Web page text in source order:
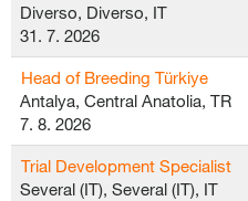
Diverso, Diverso, IT
31. 7. 2026
Head of Breeding Türkiye
Antalya, Central Anatolia, TR
7. 8. 2026
Trial Development Specialist
Several (IT), Several (IT), IT